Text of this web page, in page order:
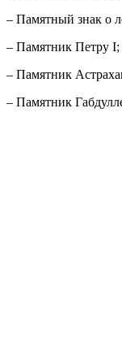
– Памятный знак о
– Памятник Петру I;
– Памятник
– Памятник